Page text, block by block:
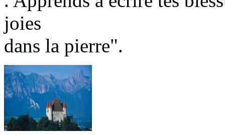
joies
dans la pierre".